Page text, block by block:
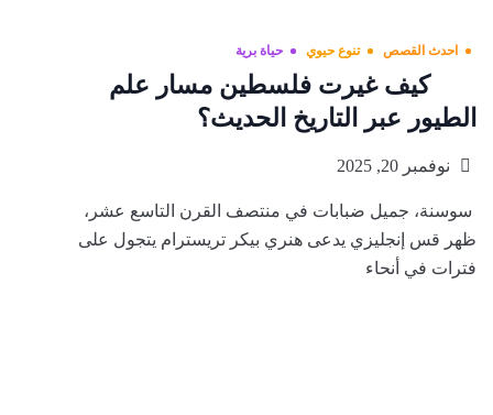
احدث القصص تنوع حيوي حياة برية
كيف غيرت فلسطين مسار علم
الطيور عبر التاريخ الحديث؟
نوفمبر 20, 2025
سوسنة، جميل ضبابات في منتصف القرن التاسع عشر،
ظهر قس إنجليزي يدعى هنري بيكر تريسترام يتجول على
فترات في أنحاء